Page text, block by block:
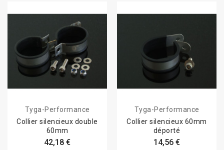
Tyga-Performance
Collier silencieux double
60mm
42,18 €
Tyga-Performance
Collier silencieux 60mm
déporté
14,56 €